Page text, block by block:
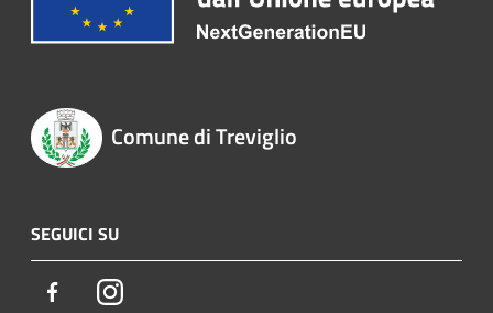
Comune di Treviglio
SEGUICI SU
FacebookInstagram